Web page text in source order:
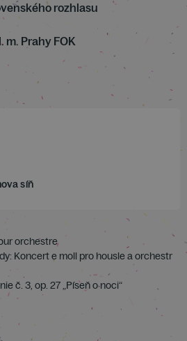
rozhlasu
Prahy FOK
síň
orchestre
Koncert e moll pro housle a orchestr
č. 3, op. 27 „Píseň o noci“